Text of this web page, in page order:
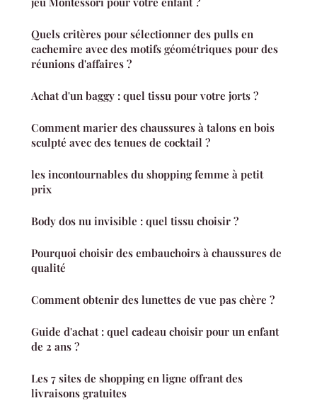
Quels critères pour sélectionner des pulls en
cachemire avec des motifs géométriques pour des
réunions d'affaires ?
Achat d'un baggy : quel tissu pour votre jorts ?
Comment marier des chaussures à talons en bois
sculpté avec des tenues de cocktail ?
les incontournables du shopping femme à petit
prix
Body dos nu invisible : quel tissu choisir ?
Pourquoi choisir des embauchoirs à chaussures de
qualité
Comment obtenir des lunettes de vue pas chère ?
Guide d'achat : quel cadeau choisir pour un enfant
de 2 ans ?
Les 7 sites de shopping en ligne offrant des
livraisons gratuites